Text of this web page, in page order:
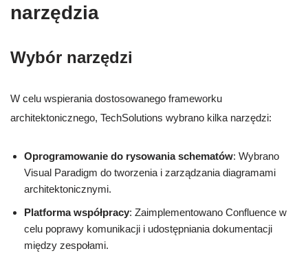
narzędzia
Wybór narzędzi
W celu wspierania dostosowanego frameworku
architektonicznego, TechSolutions wybrano kilka narzędzi:
Oprogramowanie do rysowania schematów: Wybrano
Visual Paradigm do tworzenia i zarządzania diagramami
architektonicznymi.
Platforma współpracy: Zaimplementowano Confluence w
celu poprawy komunikacji i udostępniania dokumentacji
między zespołami.